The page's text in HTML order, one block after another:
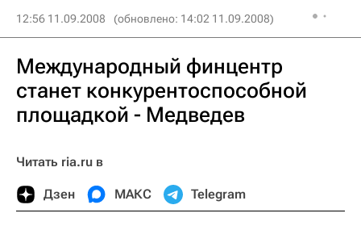
12:56 11.09.2008 (обновлено: 14:02 11.09.2008)
Международный финцентр
станет конкурентоспособной
площадкой - Медведев
Читать ria.ru в
Дзен МАКС Telegram